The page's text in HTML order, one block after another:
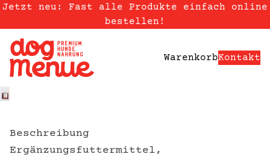
Skip to content
Jetzt neu: Fast alle Produkte einfach online
bestellen!
WarenkorbKontakt
Beschreibung
Ergänzungsfuttermittel,